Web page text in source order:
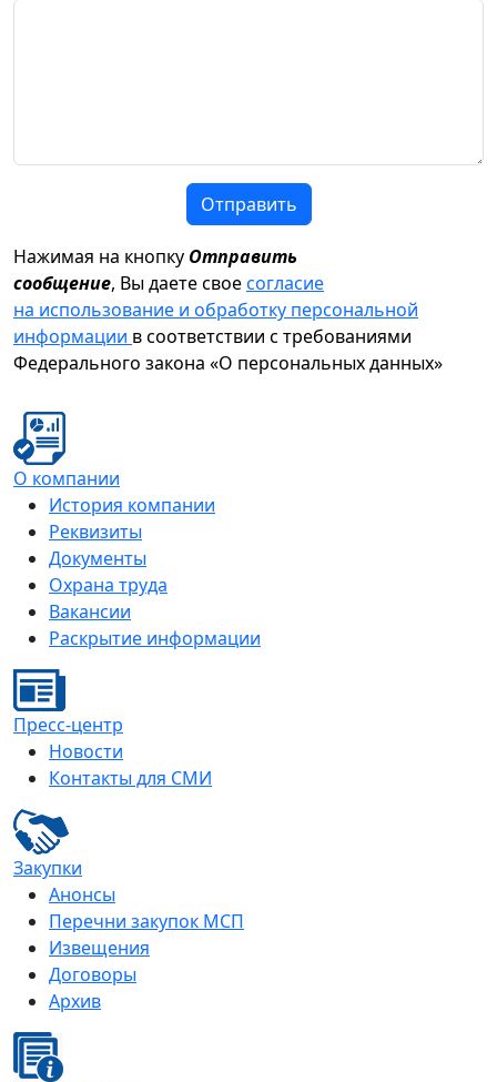
Отправить
Нажимая на кнопку Отправить
сообщение, Вы даете своесогласие
на использование и обработку персональной
информации в соответствии с требованиями
Федерального закона «О персональных данных»
О компании
История компании
Реквизиты
Документы
Охрана труда
Вакансии
Раскрытие информации
Пресс-центр
Новости
Контакты для СМИ
Закупки
Анонсы
Перечни закупок МСП
Извещения
Договоры
Архив